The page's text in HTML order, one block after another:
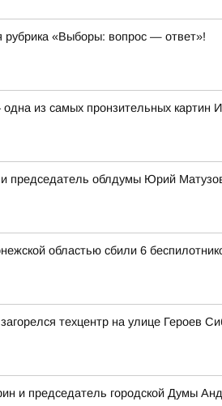
«Выборы: вопрос — ответ»!
из самых пронзительных
и председатель облдумы Юрий
областью сбили 6
техцентр на улице Героев
и председатель городской Думы